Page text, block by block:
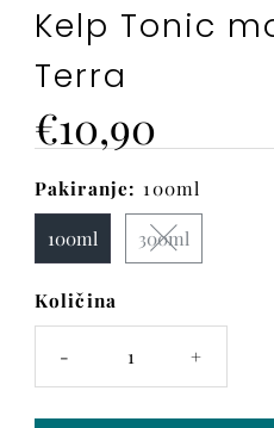
Kelp Tonic
Terra
Cena
€10,90
Pakiranje: 100ml
100ml
300ml
Na
zalogi
je
samo
še 4
Količina
- +